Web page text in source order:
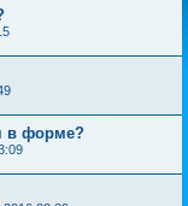
в форме?